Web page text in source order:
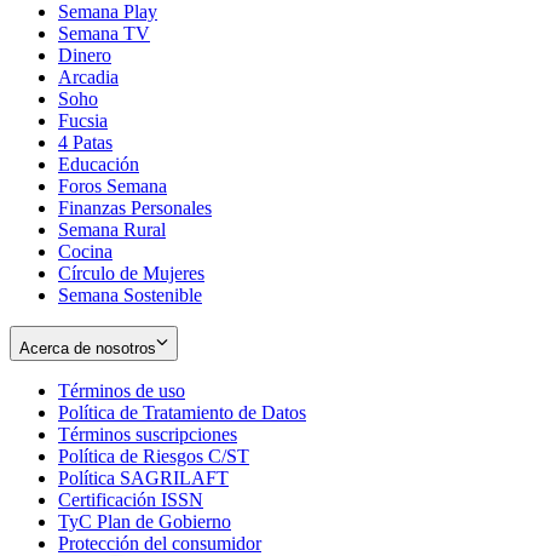
Semana Play
Semana TV
Dinero
Arcadia
Soho
in
new
window
Fucsia
in
new
window
4 Patas
Educación
Foros Semana
Finanzas Personales
Semana Rural
Cocina
Círculo de Mujeres
Semana Sostenible
Acerca de nosotros
Términos de uso
in
new
window
Política de Tratamiento de Datos
Términos suscripciones
in
Política de Riesgos C/ST
Política SAGRILAFT
new
window
Certificación ISSN
in
new
TyC Plan de Gobierno
in
Protección del consumidorOpens